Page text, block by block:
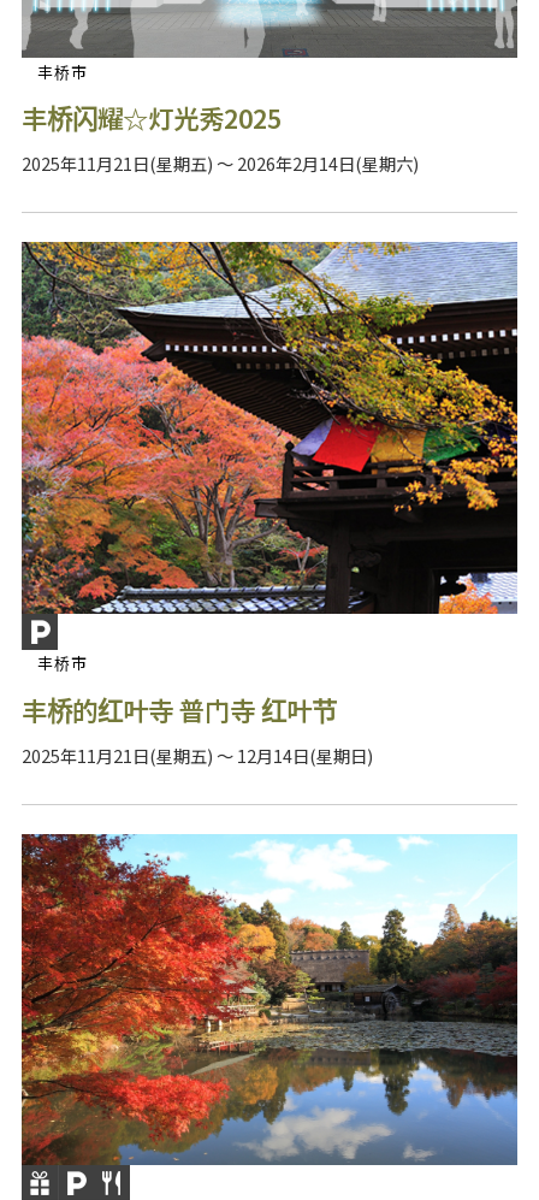
丰桥市
丰桥闪耀☆灯光秀2025
2025年11月21日(星期五) ～ 2026年2月14日(星期六)
丰桥市
丰桥的红叶寺 普门寺 红叶节
2025年11月21日(星期五) ～ 12月14日(星期日)